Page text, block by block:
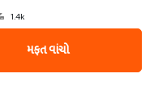
1.4k
મફત વાંચો